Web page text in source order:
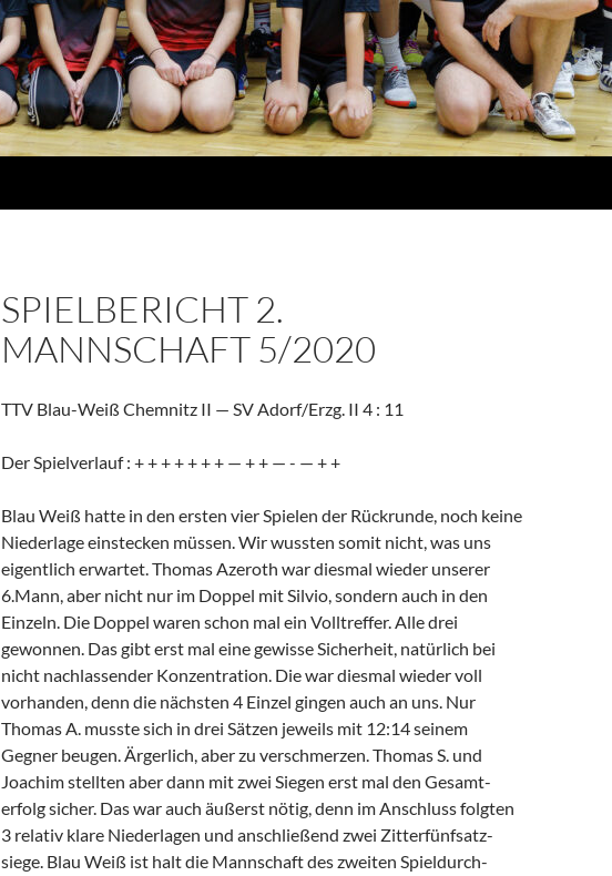
SPIELBERICHT 2.
MANNSCHAFT 5/2020
TTV Blau-Weiß Chemnitz II — SV Adorf/Erzg. II 4 : 11
Der Spiel­ver­lauf : + + + + + + + — + + — - — + +
Blau Weiß hatte in den ersten vier Spielen der Rückrunde, noch keine
Nieder­lage einste­cken müssen. Wir wussten somit nicht, was uns
eigent­lich erwartet. Thomas Azeroth war diesmal wieder unserer
6.Mann, aber nicht nur im Doppel mit Silvio, sondern auch in den
Einzeln. Die Doppel waren schon mal ein Volltreffer. Alle drei
gewonnen. Das gibt erst mal eine gewisse Sicher­heit, natür­lich bei
nicht nachlas­sender Konzen­tra­tion. Die war diesmal wieder voll
vorhanden, denn die nächsten 4 Einzel gingen auch an uns. Nur
Thomas A. musste sich in drei Sätzen jeweils mit 12:14 seinem
Gegner beugen. Ärger­lich, aber zu verschmerzen. Thomas S. und
Joachim stellten aber dann mit zwei Siegen erst mal den Gesamt­
erfolg sicher. Das war auch äußerst nötig, denn im Anschluss folgten
3 relativ klare Nieder­lagen und anschlie­ßend zwei Zitter­fünf­satz­
siege. Blau Weiß ist halt die Mannschaft des zweiten Spiel­durch­